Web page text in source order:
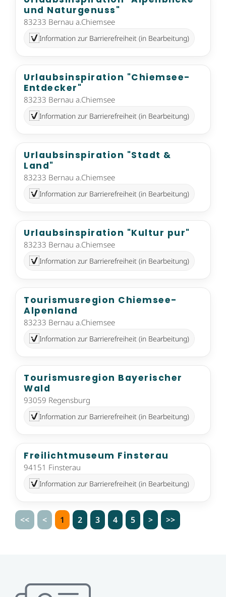
und Naturgenuss"
83233 Bernau a.Chiemsee
Information zur Barrierefreiheit (in Bearbeitung)
Urlaubsinspiration "Chiemsee-
Entdecker"
83233 Bernau a.Chiemsee
Information zur Barrierefreiheit (in Bearbeitung)
Urlaubsinspiration "Stadt &
Land"
83233 Bernau a.Chiemsee
Information zur Barrierefreiheit (in Bearbeitung)
Urlaubsinspiration "Kultur pur"
83233 Bernau a.Chiemsee
Information zur Barrierefreiheit (in Bearbeitung)
Tourismusregion Chiemsee-
Alpenland
83233 Bernau a.Chiemsee
Information zur Barrierefreiheit (in Bearbeitung)
Tourismusregion Bayerischer
Wald
93059 Regensburg
Information zur Barrierefreiheit (in Bearbeitung)
Freilichtmuseum Finsterau
94151 Finsterau
Information zur Barrierefreiheit (in Bearbeitung)
<< < 1 2 3 4 5 > >>